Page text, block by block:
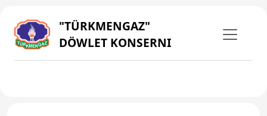
"TÜRKMENGAZ"
DÖWLET KONSERNI